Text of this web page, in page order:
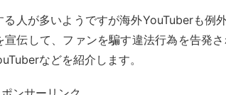
人が多いようですが海外YouTuberも例
伝して、ファンを騙す違法行為を告発
などを紹介します。